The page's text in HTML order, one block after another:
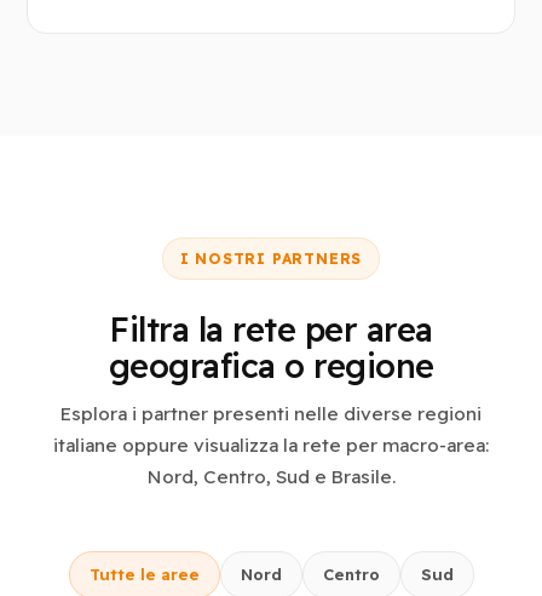
I NOSTRI PARTNERS
Filtra la rete per area
geografica o regione
Esplora i partner presenti nelle diverse regioni
italiane oppure visualizza la rete per macro-area:
Nord, Centro, Sud e Brasile.
Tutte le aree Nord Centro Sud